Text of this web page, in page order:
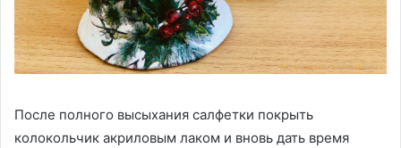
После полного высыхания салфетки покрыть
колокольчик акриловым лаком и вновь дать время